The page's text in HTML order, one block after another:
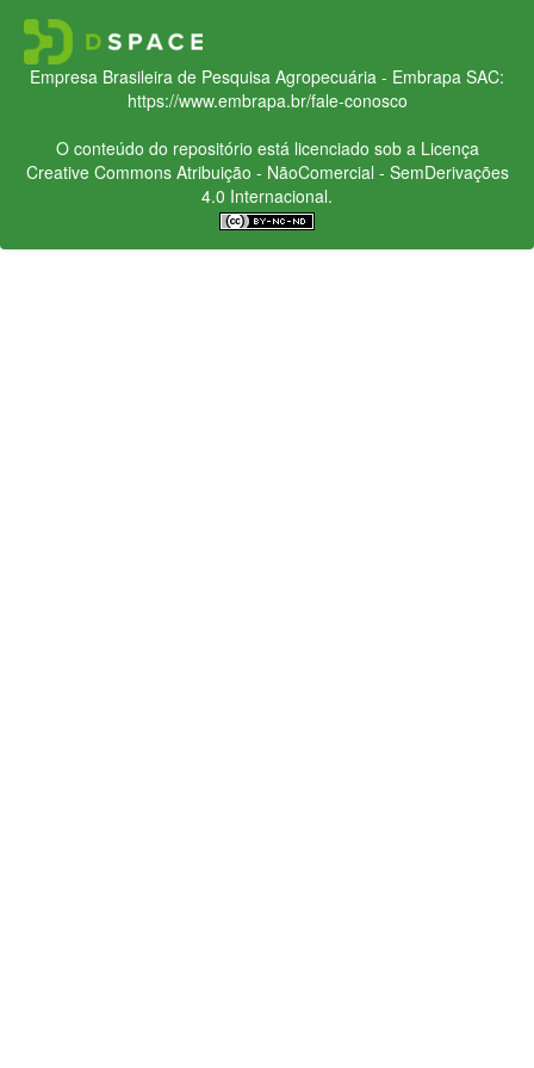
Empresa Brasileira de Pesquisa Agropecuária - Embrapa SAC:
https://www.embrapa.br/fale-conosco
O conteúdo do repositório está licenciado sob a Licença
Creative CommonsAtribuição - NãoComercial - SemDerivações
4.0 Internacional.